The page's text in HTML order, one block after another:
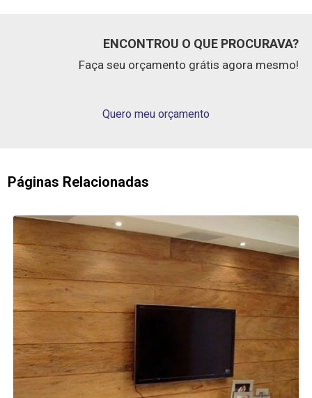
ENCONTROU O QUE PROCURAVA?
Faça seu orçamento grátis agora mesmo!
Quero meu orçamento
Páginas Relacionadas